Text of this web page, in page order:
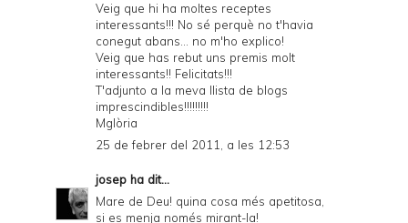
Veig que hi ha moltes receptes
interessants!!! No sé perquè no t'havia
conegut abans... no m'ho explico!
Veig que has rebut uns premis molt
interessants!! Felicitats!!!
T'adjunto a la meva llista de blogs
imprescindibles!!!!!!!!!
Mglòria
25 de febrer del 2011, a les 12:53
josep ha dit...
Mare de Deu! quina cosa més apetitosa,
si es menja només mirant-la!